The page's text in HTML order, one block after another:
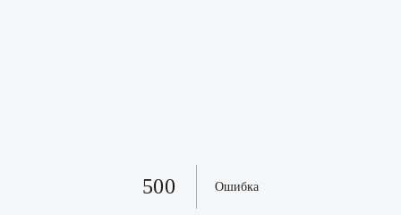
500 Ошибка